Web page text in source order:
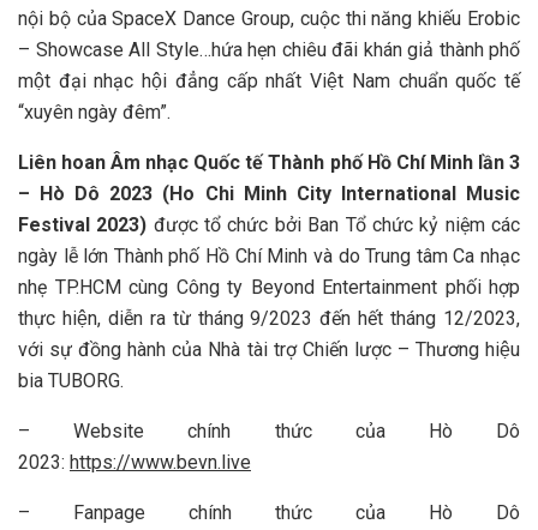
nội bộ của SpaceX Dance Group, cuộc thi năng khiếu Erobic
– Showcase All Style…hứa hẹn chiêu đãi khán giả thành phố
một đại nhạc hội đẳng cấp nhất Việt Nam chuẩn quốc tế
“xuyên ngày đêm”.
Liên hoan Âm nhạc Quốc tế Thành phố Hồ Chí Minh lần 3
– Hò Dô 2023 (Ho Chi Minh City International Music
Festival 2023) được tổ chức bởi Ban Tổ chức kỷ niệm các
ngày lễ lớn Thành phố Hồ Chí Minh và do Trung tâm Ca nhạc
nhẹ TP.HCM cùng Công ty Beyond Entertainment phối hợp
thực hiện, diễn ra từ tháng 9/2023 đến hết tháng 12/2023,
với sự đồng hành của Nhà tài trợ Chiến lược – Thương hiệu
bia TUBORG.
– Website chính thức của Hò Dô
2023: https://www.bevn.live
– Fanpage chính thức của Hò Dô